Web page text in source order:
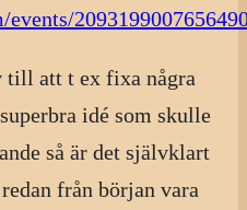
att t ex fixa några
idé som skulle
så är det självklart
från början vara